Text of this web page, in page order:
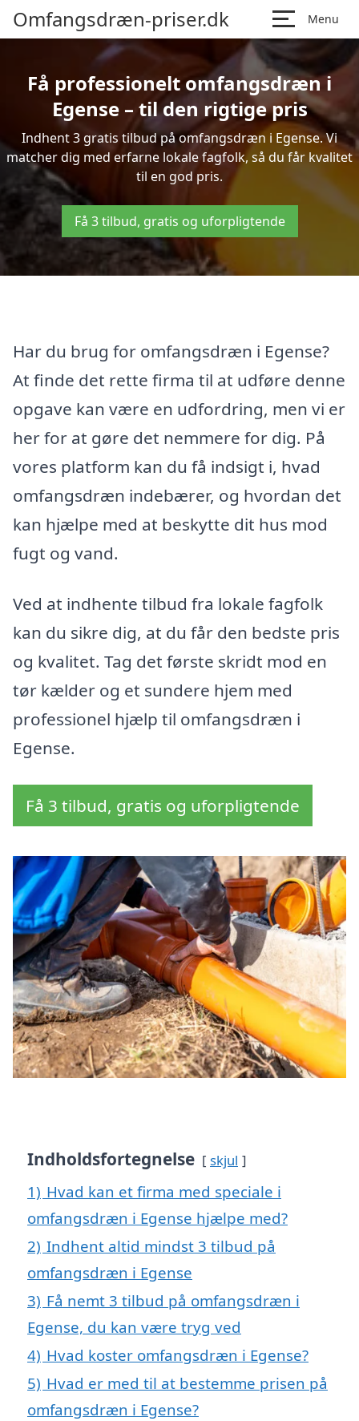
Omfangsdræn-priser.dk Menu
Få professionelt omfangsdræn i
Egense – til den rigtige pris
Indhent 3 gratis tilbud på omfangsdræn i Egense. Vi
matcher dig med erfarne lokale fagfolk, så du får kvalitet
til en god pris.
Få 3 tilbud, gratis og uforpligtende
Har du brug for omfangsdræn i Egense?
At finde det rette firma til at udføre denne
opgave kan være en udfordring, men vi er
her for at gøre det nemmere for dig. På
vores platform kan du få indsigt i, hvad
omfangsdræn indebærer, og hvordan det
kan hjælpe med at beskytte dit hus mod
fugt og vand.
Ved at indhente tilbud fra lokale fagfolk
kan du sikre dig, at du får den bedste pris
og kvalitet. Tag det første skridt mod en
tør kælder og et sundere hjem med
professionel hjælp til omfangsdræn i
Egense.
Få 3 tilbud, gratis og uforpligtende
Indholdsfortegnelse skjul
1) Hvad kan et firma med speciale i
omfangsdræn i Egense hjælpe med?
2) Indhent altid mindst 3 tilbud på
omfangsdræn i Egense
3) Få nemt 3 tilbud på omfangsdræn i
Egense, du kan være tryg ved
4) Hvad koster omfangsdræn i Egense?
5) Hvad er med til at bestemme prisen på
omfangsdræn i Egense?